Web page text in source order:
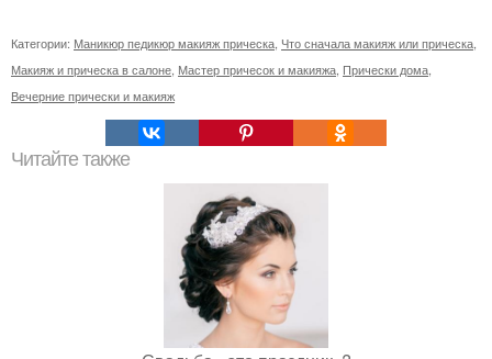
Категории: Маникюр педикюр макияж прическа Что сначала макияж или прическа
Макияж и прическа в салоне Мастер причесок и макияжа Прически дома
Вечерние прически и макияж
Читайте также